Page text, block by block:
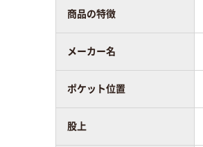
商品の特徴
メーカー名
ポケット位置
股上